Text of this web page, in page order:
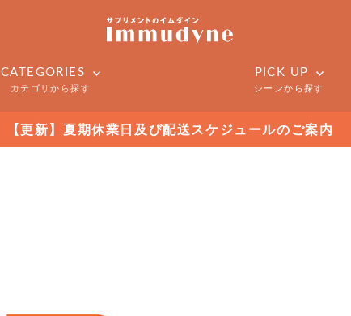
CATEGORIES
カテゴリから探す
PICK UP
シーンから探す
【更新】夏期休業日及び配送スケジュールのご案内